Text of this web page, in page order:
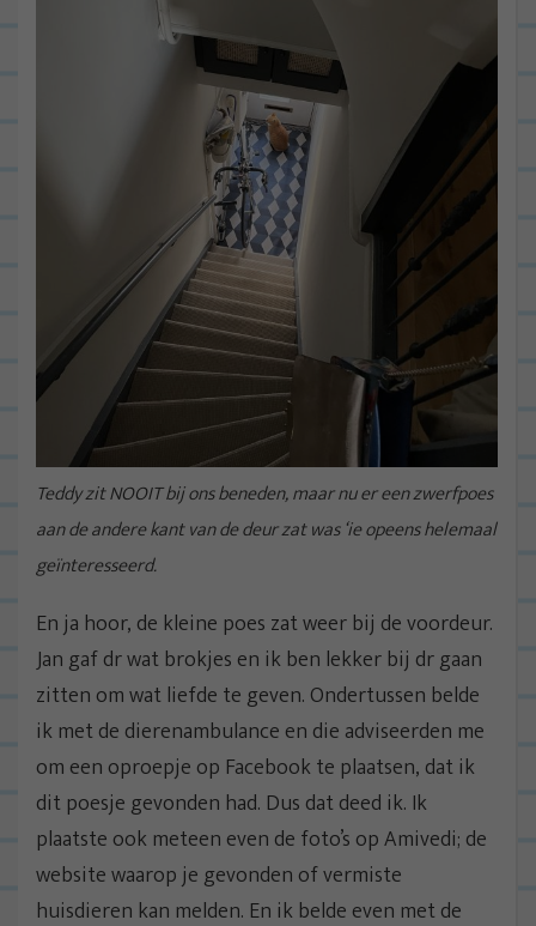
Teddy zit NOOIT bij ons beneden, maar nu er een zwerfpoes
aan de andere kant van de deur zat was ‘ie opeens helemaal
geïnteresseerd.
En ja hoor, de kleine poes zat weer bij de voordeur.
Jan gaf dr wat brokjes en ik ben lekker bij dr gaan
zitten om wat liefde te geven. Ondertussen belde
ik met de dierenambulance en die adviseerden me
om een oproepje op Facebook te plaatsen, dat ik
dit poesje gevonden had. Dus dat deed ik. Ik
plaatste ook meteen even de foto’s op Amivedi; de
website waarop je gevonden of vermiste
huisdieren kan melden. En ik belde even met de